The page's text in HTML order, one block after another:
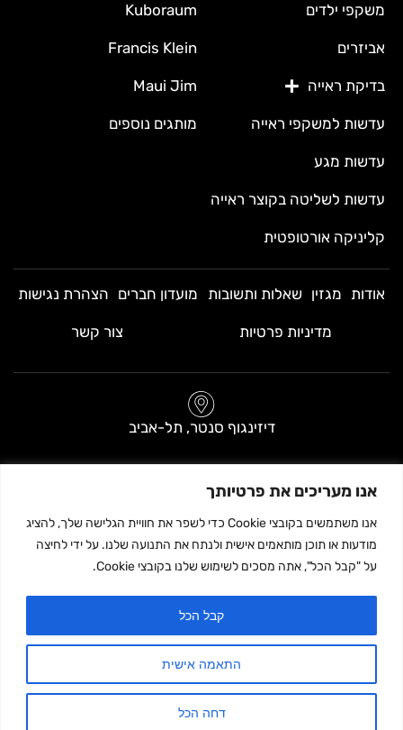
אנו מעריכים את פרטיותך
אנו משתמשים בקובצי Cookie כדי לשפר את חוויית הגלישה שלך, להציג
מודעות או תוכן מותאמים אישית ולנתח את התנועה שלנו. על ידי לחיצה
על "קבל הכל", אתה מסכים לשימוש שלנו בקובצי Cookie.
התאמה אישית
דחה הכל
קבל הכל
משקפי ילדים
אביזרים
בדיקת ראייה
עדשות למשקפי ראייה
עדשות מגע
עדשות לשליטה בקוצר ראייה
קליניקה אורטופטית
Kuboraum
Francis Klein
Maui Jim
מותגים נוספים
אודות מגזין שאלות ותשובות מועדון חברים הצהרת נגישות
מדיניות פרטיות צור קשר
דיזינגוף סנטר, תל-אביב
שעות פתיחה
קשר
6337000
info@werubel.co.il